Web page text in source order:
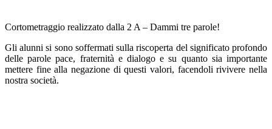
Cortometraggio realizzato dalla 2 A – Dammi tre parole!
Gli alunni si sono soffermati sulla riscoperta del significato profondo
delle parole pace, fraternità e dialogo e su quanto sia importante
mettere fine alla negazione di questi valori, facendoli rivivere nella
nostra società.